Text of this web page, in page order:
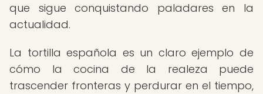
que sigue conquistando paladares en la
actualidad.
La tortilla española es un claro ejemplo de
cómo la cocina de la realeza puede
trascender fronteras y perdurar en el tiempo,